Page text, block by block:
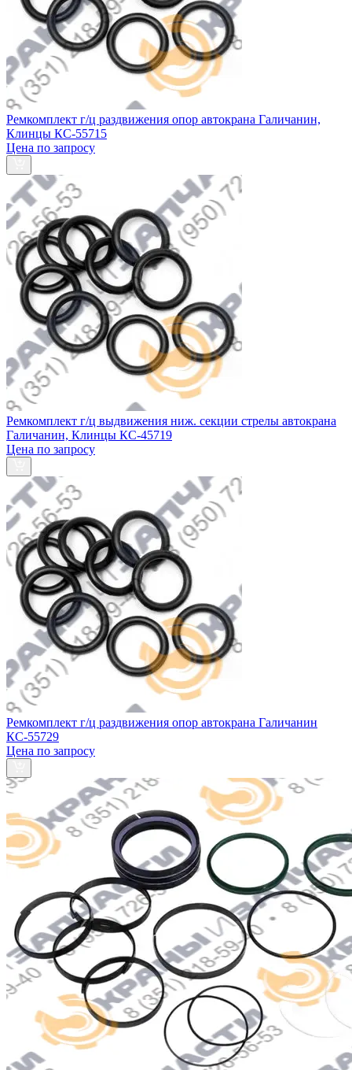
Ремкомплект г/ц раздвижения опор автокрана Галичанин,
Клинцы КС-55715
Цена по запросу
Ремкомплект г/ц выдвижения ниж. секции стрелы автокрана
Галичанин, Клинцы КС-45719
Цена по запросу
Ремкомплект г/ц раздвижения опор автокрана Галичанин
КС-55729
Цена по запросу